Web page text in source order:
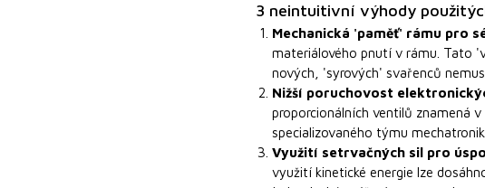
3 neintuitivní výhody
Mechanická 'paměť' rámu pro
materiálového pnutí v rámu. Tato
nových, 'syrových' svařenců
Nižší poruchovost
proporcionálních ventilů znamená
specializovaného týmu
Využití setrvačných sil pro
využití kinetické energie lze